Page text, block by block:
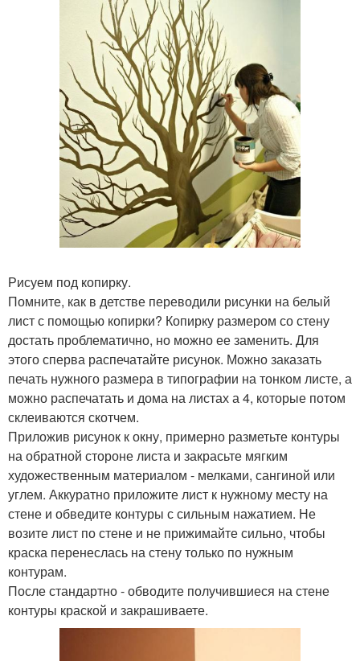
Рисуем под копирку.
Помните, как в детстве переводили рисунки на белый
лист с помощью копирки? Копирку размером со стену
достать проблематично, но можно ее заменить. Для
этого сперва распечатайте рисунок. Можно заказать
печать нужного размера в типографии на тонком листе, а
можно распечатать и дома на листах а 4, которые потом
склеиваются скотчем.
Приложив рисунок к окну, примерно разметьте контуры
на обратной стороне листа и закрасьте мягким
художественным материалом - мелками, сангиной или
углем. Аккуратно приложите лист к нужному месту на
стене и обведите контуры с сильным нажатием. Не
возите лист по стене и не прижимайте сильно, чтобы
краска перенеслась на стену только по нужным
контурам.
После стандартно - обводите получившиеся на стене
контуры краской и закрашиваете.